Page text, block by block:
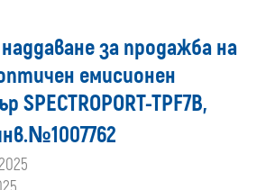
за продажба на
емисионен
TPF7B,